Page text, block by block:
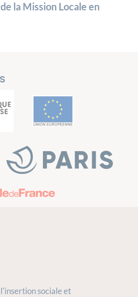
la Mission Locale en
sociale et